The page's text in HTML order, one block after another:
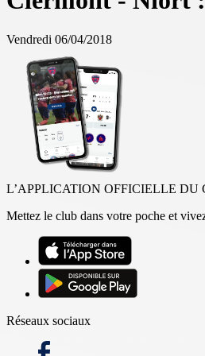
Vendredi 06/04/2018
L’APPLICATION OFFICIELLE DU
Mettez le club dans votre poche et
Réseaux sociaux